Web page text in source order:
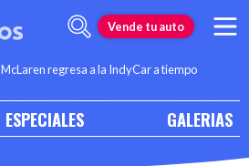
Vende tu auto
McLaren regresa a la IndyCar a tiempo
ESPECIALES GALERIAS